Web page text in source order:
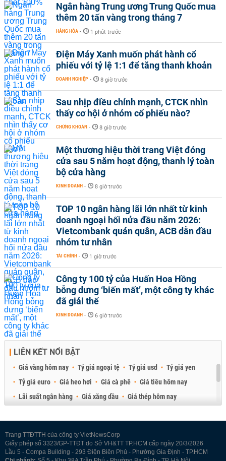
Ngân hàng Trung ương Trung Quốc mua
thêm 20 tấn vàng trong tháng 7
HÀNG HÓA - 1 phút trước
Điện Máy Xanh muốn phát hành cổ
phiếu với tỷ lệ 1:1 để tăng thanh khoản
DOANH NGHIỆP - 8 giờ trước
Sau nhịp điều chỉnh mạnh, CTCK nhìn
thấy cơ hội ở nhóm cổ phiếu nào?
CHỨNG KHOÁN - 8 giờ trước
Một thương hiệu thời trang Việt đóng
cửa sau 5 năm hoạt động, thanh lý toàn
bộ cửa hàng
KINH DOANH - 8 giờ trước
TOP 10 ngân hàng lãi lớn nhất từ kinh
doanh ngoại hối nửa đầu năm 2026:
Vietcombank quán quân, ACB dẫn đầu
nhóm tư nhân
TÀI CHÍNH - 1 giờ trước
Công ty 100 tỷ của Huấn Hoa Hồng
bỗng dưng ‘biến mất’, một công ty khác
đã giải thể
KINH DOANH - 6 giờ trước
LIÊN KẾT NỔI BẬT
Giá vàng hôm nay Tỷ giá ngoại tệ Tỷ giá usd
Tỷ giá yen
Tỷ giá euro
Giá heo hơi Giá cà phê
Giá tiêu hôm nay
Lãi suất ngân hàng
Giá xăng dầu
Giá thép hôm nay
Trang TTĐTTH của công ty VietNewsCorp
Giấy phép số 3323/GP-TTĐT do Sở VH&TT TP.HCM cấp ngày 20/3/2026
Lầu 5 - Compa Building - 293 Điện Biên Phủ - Phường Gia Định - TP.HCM